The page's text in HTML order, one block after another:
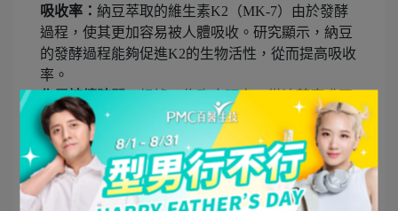
吸收率： 納豆萃取的維生素K2（MK-7）由於發酵
過程，使其更加容易被人體吸收。研究顯示，納豆
的發酵過程能夠促進K2的生物活性，從而提高吸收
率。
作用持續時間：
根據一些臨床研究，從波蘭鷹嘴豆
萃取的維生素K2的半衰期較長，這表示它在體內的
作用時間更久。因此，長期攝取波蘭鷹嘴豆K2補充
劑能夠提供更穩定的健康效果。